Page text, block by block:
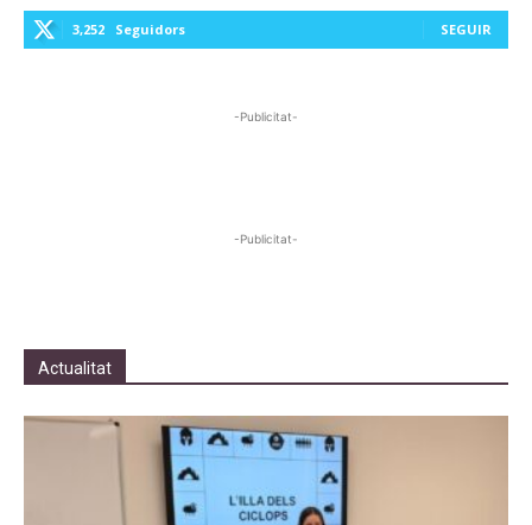
3,252 Seguidors SEGUIR
-Publicitat-
-Publicitat-
Actualitat